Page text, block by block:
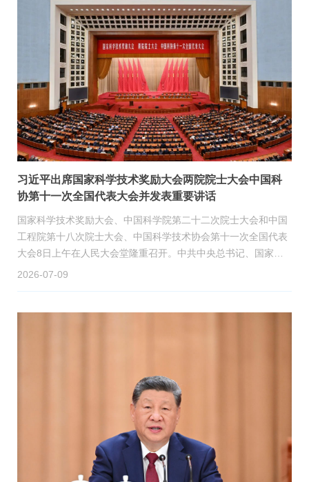
习近平出席国家科学技术奖励大会两院院士大会中国科
协第十一次全国代表大会并发表重要讲话
国家科学技术奖励大会、中国科学院第二十二次院士大会和中国
工程院第十八次院士大会、中国科学技术协会第十一次全国代表
大会8日上午在人民大会堂隆重召开。中共中央总书记、国家主
席、中央军委主席习近平出席大会，为国家最高科学技术奖获得
2026-07-09